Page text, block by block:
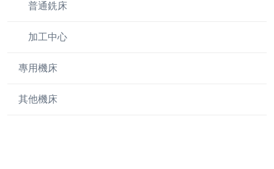
數控銑床
簡易數控銑床
普通銑床
加工中心
關于我們
聯系我們
普通銑床
加工中心
專用機床
其他機床